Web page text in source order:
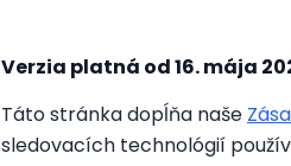
Verzia platná od 16. mája
Táto stránka dopĺňa naše
sledovacích technológií